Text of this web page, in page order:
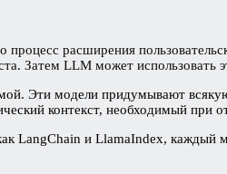
процесс расширения
Затем LLM может использовать
Эти модели придумывают
контекст, необходимый при
LangChain и LlamaIndex,